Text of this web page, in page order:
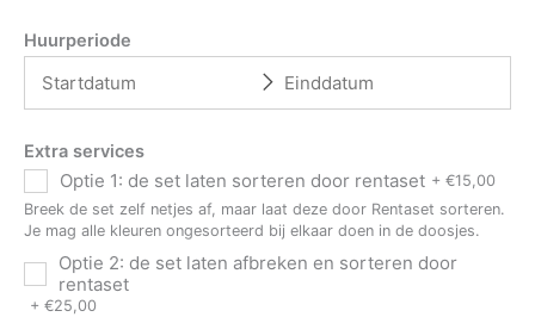
Huurperiode
Extra services
Optie 1: de set laten sorteren door rentaset + €15,00
Breek de set zelf netjes af, maar laat deze door Rentaset sorteren.
Je mag alle kleuren ongesorteerd bij elkaar doen in de doosjes.
Optie 2: de set laten afbreken en sorteren door
rentaset
+ €25,00